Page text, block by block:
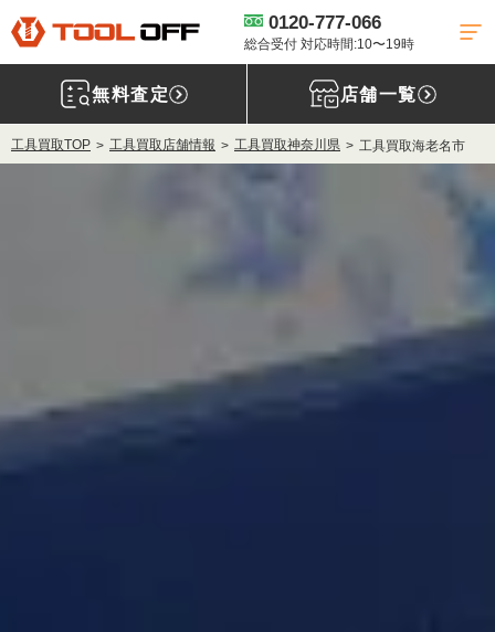
0120-777-066
総合受付 対応時間:10〜19時
無料査定 店舗一覧
工具買取TOP 工具買取店舗情報 工具買取神奈川県 工具買取海老名市